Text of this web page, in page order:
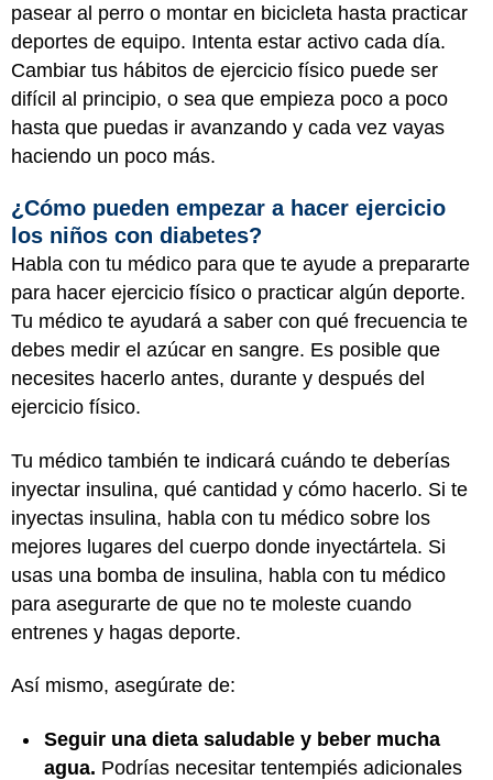
pasear al perro o montar en bicicleta hasta practicar
deportes de equipo. Intenta estar activo cada día.
Cambiar tus hábitos de ejercicio físico puede ser
difícil al principio, o sea que empieza poco a poco
hasta que puedas ir avanzando y cada vez vayas
haciendo un poco más.
¿Cómo pueden empezar a hacer ejercicio
los niños con diabetes?
Habla con tu médico para que te ayude a prepararte
para hacer ejercicio físico o practicar algún deporte.
Tu médico te ayudará a saber con qué frecuencia te
debes medir el azúcar en sangre. Es posible que
necesites hacerlo antes, durante y después del
ejercicio físico.
Tu médico también te indicará cuándo te deberías
inyectar insulina, qué cantidad y cómo hacerlo. Si te
inyectas insulina, habla con tu médico sobre los
mejores lugares del cuerpo donde inyectártela. Si
usas una bomba de insulina, habla con tu médico
para asegurarte de que no te moleste cuando
entrenes y hagas deporte.
Así mismo, asegúrate de:
Seguir una dieta saludable y beber mucha
agua. Podrías necesitar tentempiés adicionales